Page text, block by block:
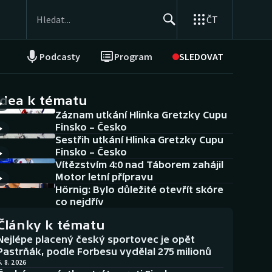
ČT
Podcasty Program SLEDOVAT
NEPŘEHLÉDNĚTE
Historické návraty
Aplikace ČT sport
AZ kvíz
k tématu
Záznam utkání Hlinka Gretzky Cupu
Finsko – Česko
Sestřih utkání Hlinka Gretzky Cupu
Finsko – Česko
Vítězstvím 4:0 nad Táborem zahájil
Motor letní přípravu
Hörnig: Bylo důležité otevřít skóre
co nejdřív
k tématu
placený český sportovec je opět
podle Forbesu vydělal 275 milionů
8. 2026